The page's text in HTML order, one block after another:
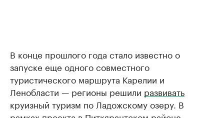
В конце прошлого года стало известно о
запуске еще одного совместного
туристического маршрута Карелии и
Ленобласти — регионы решили развивать
круизный туризм по Ладожскому озеру. В